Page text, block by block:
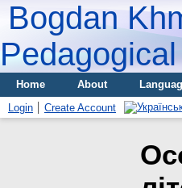
Bogdan
Home About
Login
Create Account